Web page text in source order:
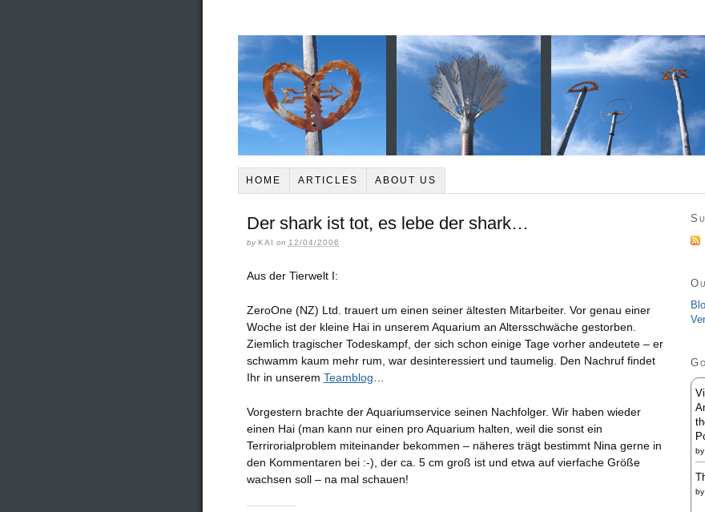
HOME ARTICLES ABOUT US
Der shark ist tot, es lebe der shark…
by KAI on 12/04/2006
Aus der Tierwelt I:
ZeroOne (NZ) Ltd. trauert um einen seiner ältesten Mitarbeiter. Vor genau einer
Woche ist der kleine Hai in unserem Aquarium an Altersschwäche gestorben.
Ziemlich tragischer Todeskampf, der sich schon einige Tage vorher andeutete – er
schwamm kaum mehr rum, war desinteressiert und taumelig. Den Nachruf findet
Ihr in unserem Teamblog
Vorgestern brachte der Aquariumservice seinen Nachfolger. Wir haben wieder
einen Hai (man kann nur einen pro Aquarium halten, weil die sonst ein
Terrirorialproblem miteinander bekommen – näheres trägt bestimmt Nina gerne in
den Kommentaren bei :-), der ca. 5 cm groß ist und etwa auf vierfache Größe
wachsen soll – na mal schauen!
by
by